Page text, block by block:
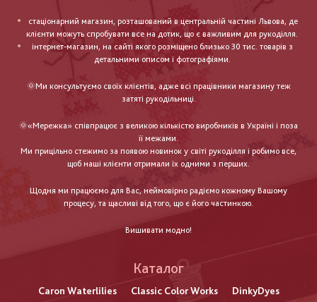
стаціонарний магазин, розташований в центральній частині Львова, де
клієнти можуть спробувати все на дотик, що є важливим для рукоділля.
інтернет-магазин, на сайті якого розміщено близько 30 тис. товарів з
детальними описом і фотографіями.
🌞Ми консультуємо своїх клієнтів, адже всі працівники магазину теж
затяті рукодільниці.
🌞«Мережка» співпрацює з великою кількістю виробників в Україні і поза
її межами.
Ми прицільно стежимо за появою новинок у світі рукоділля і робимо все,
щоб наші клієнти отримали їх одними з перших.
Щодня ми працюємо для Вас, неймовірно радіємо кожному Вашому
процесу, та щасливі від того, що є його частинкою.
Вишивати модно!
Каталог
Caron Waterlilies Classic Color Works
DinkyDyes